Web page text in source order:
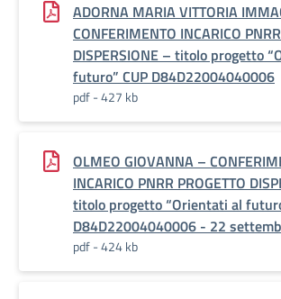
ADORNA MARIA VITTORIA
CONFERIMENTO INCARICO
DISPERSIONE – titolo progetto
futuro” CUP D84D22004040006
pdf - 427 kb
OLMEO GIOVANNA –
INCARICO PNRR PROGETTO
titolo progetto “Orientati al
D84D22004040006 - 22
pdf - 424 kb